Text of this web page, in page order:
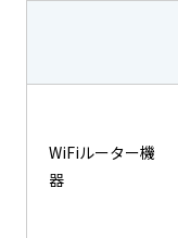
WiFiルーター機
器